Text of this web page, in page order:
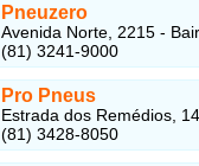
Pneuzero
Avenida Norte, 2215 -
(81) 3241-9000
Pro Pneus
Estrada dos Remédios,
(81) 3428-8050